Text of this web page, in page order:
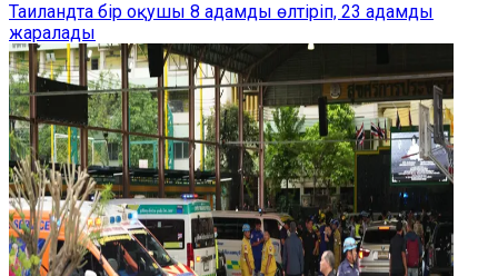
Таиландта бір оқушы 8 адамды өлтіріп, 23 адамды
жаралады